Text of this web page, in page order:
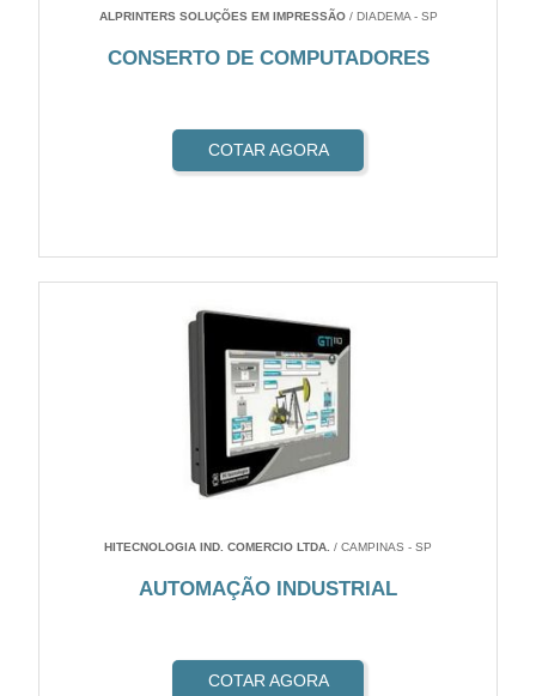
ALPRINTERS SOLUÇÕES EM IMPRESSÃO/ DIADEMA - SP
CONSERTO DE COMPUTADORES
COTAR AGORA
HITECNOLOGIA IND. COMERCIO LTDA. / CAMPINAS - SP
AUTOMAÇÃO INDUSTRIAL
COTAR AGORA